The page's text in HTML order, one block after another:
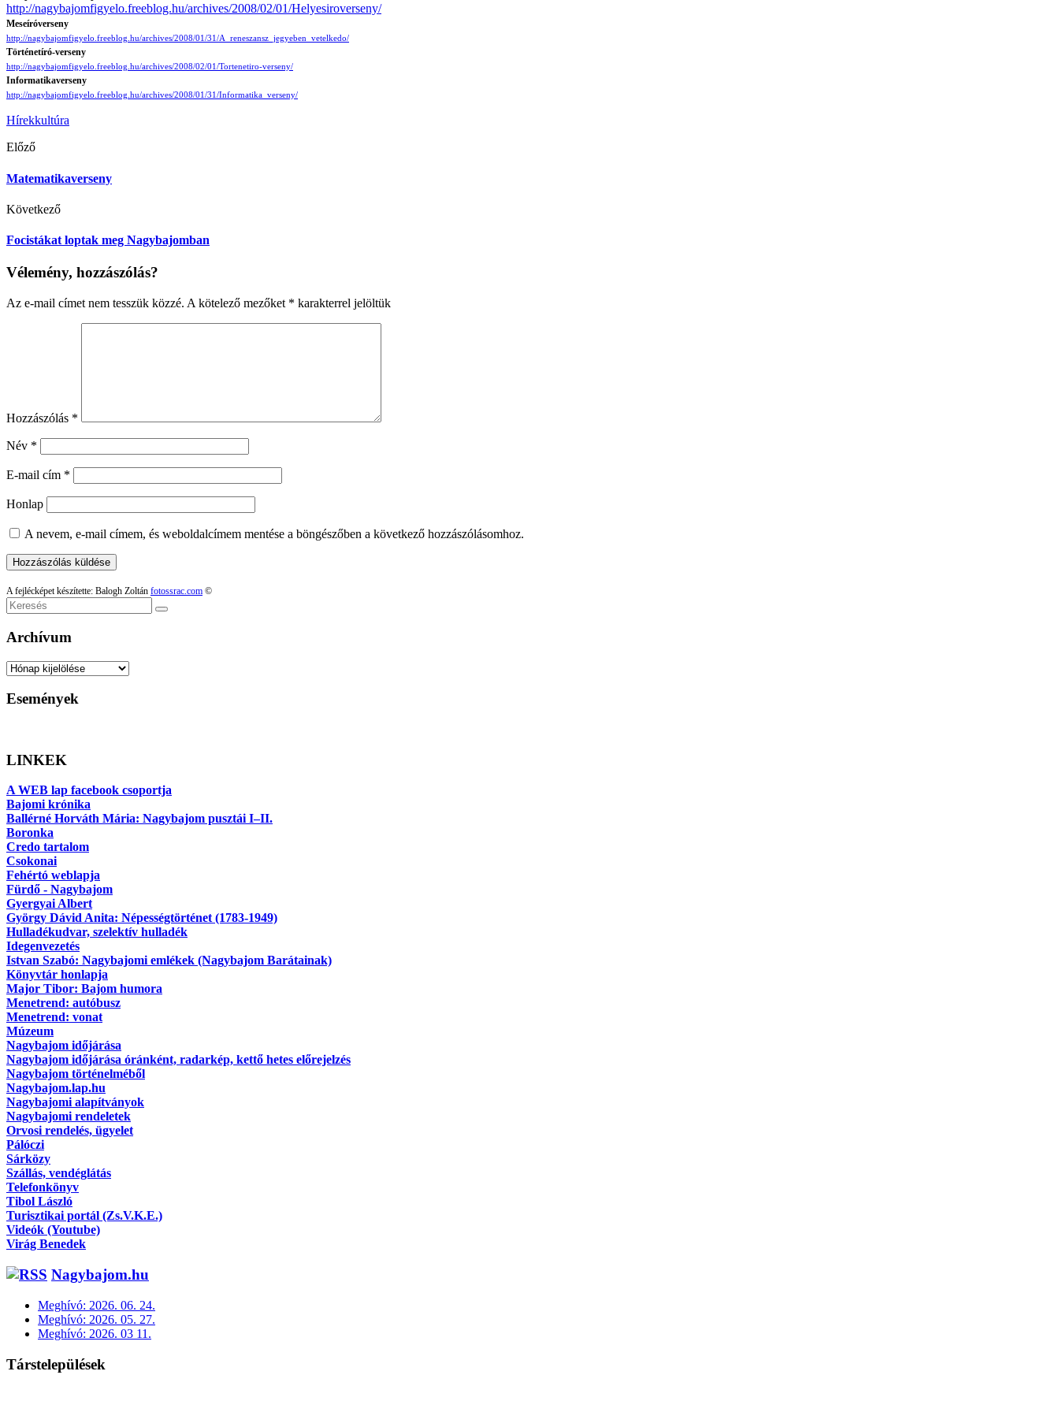
http://nagybajomfigyelo.freeblog.hu/archives/2008/02/01/Helyesiroverseny/
Meseíróverseny
http://nagybajomfigyelo.freeblog.hu/archives/2008/01/31/A_reneszansz_jegyeben_vetelkedo/
Történetíró-verseny
http://nagybajomfigyelo.freeblog.hu/archives/2008/02/01/Tortenetiro-verseny/
Informatikaverseny
http://nagybajomfigyelo.freeblog.hu/archives/2008/01/31/Informatika_verseny/
Hírekkultúra
Előző
Matematikaverseny
Következő
Focistákat loptak meg Nagybajomban
Vélemény, hozzászólás?
Az e-mail címet nem tesszük közzé. A kötelező mezőket * karakterrel jelöltük
Hozzászólás *
Név *
E-mail cím *
Honlap
A nevem, e-mail címem, és weboldalcímem mentése a böngészőben a következő hozzászólásomhoz.
A fejlécképet készítette: Balogh Zoltán fotossrac.com ©
Keresés
Archívum
Archívum
Események
LINKEK
A WEB lap facebook csoportja
Bajomi krónika
Ballérné Horváth Mária: Nagybajom pusztái I–II.
Boronka
Credo tartalom
Csokonai
Fehértó weblapja
Fürdő - Nagybajom
Gyergyai Albert
György Dávid Anita: Népességtörténet (1783-1949)
Hulladékudvar, szelektív hulladék
Idegenvezetés
Istvan Szabó: Nagybajomi emlékek (Nagybajom Barátainak)
Könyvtár honlapja
Major Tibor: Bajom humora
Menetrend: autóbusz
Menetrend: vonat
Múzeum
Nagybajom időjárása
Nagybajom időjárása óránként, radarkép, kettő hetes előrejelzés
Nagybajom történelméből
Nagybajom.lap.hu
Nagybajomi alapítványok
Nagybajomi rendeletek
Orvosi rendelés, ügyelet
Pálóczi
Sárközy
Szállás, vendéglátás
Telefonkönyv
Tibol László
Turisztikai portál (Zs.V.K.E.)
Videók (Youtube)
Virág Benedek
Nagybajom.hu
Meghívó: 2026. 06. 24.
Meghívó: 2026. 05. 27.
Meghívó: 2026. 03 11.
Társtelepülések